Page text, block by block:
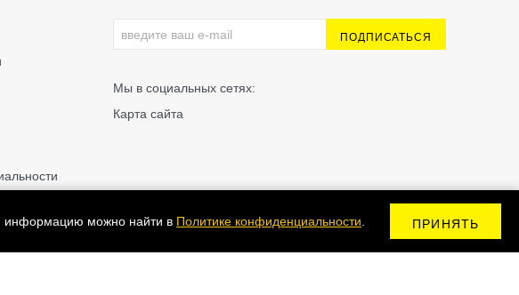
Мы в социальных сетях:
Карта сайта
Сделано в Kodix
информацию можно найти в Политике конфиденциальности ПРИНЯТЬ